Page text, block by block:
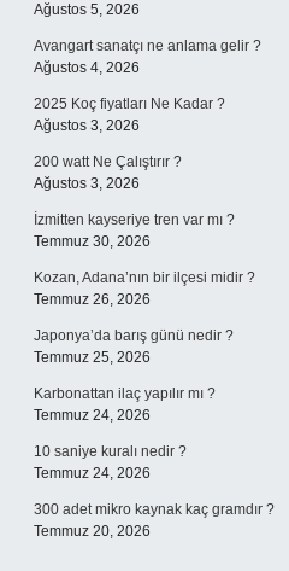
Ağustos 5, 2026
Avangart sanatçı ne anlama gelir ?
Ağustos 4, 2026
2025 Koç fiyatları Ne Kadar ?
Ağustos 3, 2026
200 watt Ne Çalıştırır ?
Ağustos 3, 2026
İzmitten kayseriye tren var mı ?
Temmuz 30, 2026
Kozan, Adana’nın bir ilçesi midir ?
Temmuz 26, 2026
Japonya’da barış günü nedir ?
Temmuz 25, 2026
Karbonattan ilaç yapılır mı ?
Temmuz 24, 2026
10 saniye kuralı nedir ?
Temmuz 24, 2026
300 adet mikro kaynak kaç gramdır ?
Temmuz 20, 2026